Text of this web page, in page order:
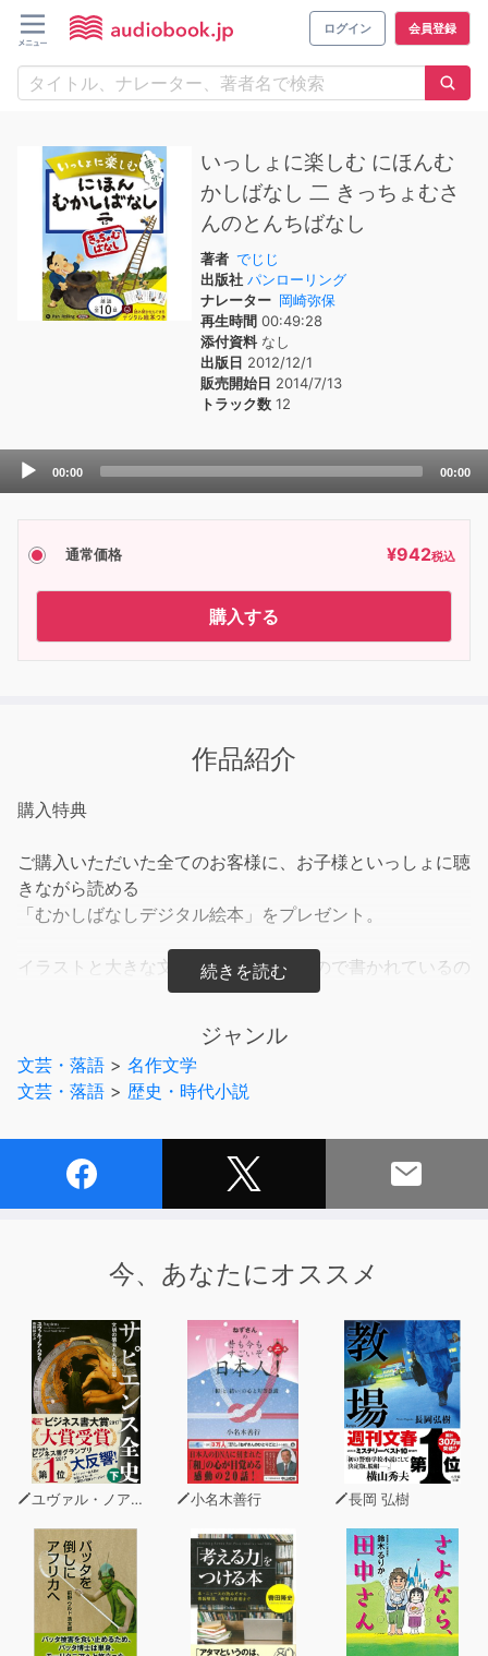
ログイン 会員登録
いっしょに楽しむ にほんむ
かしばなし 二 きっちょむさ
んのとんちばなし
著者 でじじ
出版社 パンローリング
ナレーター 岡崎弥保
再生時間 00:49:28
添付資料なし
出版日 2012/12/1
販売開始日 2014/7/13
トラック数 12
Audio
00:00 00:00
通常価格 ¥942税込
購入する
作品紹介
購入特典
ご購入いただいた全てのお客様に、お子様といっしょに聴
きながら読める
「むかしばなしデジタル絵本」をプレゼント。
イラストと大きな文字、全てひらがなので書かれているの
で、お子様といっしょに、
聴いて、読むことで、お子様の日本語のチカラを育みま
す。
・柿のみはりばん
・つぼのねだん
・かも汁
・牛のはなぐり
・天のぼり
・かなしい木
・川のわたし
・ねずみの名作
・くびのおかわり
ジャンル
文芸・落語 > 名作文学
文芸・落語 > 歴史・時代小説
今、あなたにオススメ
ユヴァル・ノア・ハラリ 小名木善行 長岡 弘樹